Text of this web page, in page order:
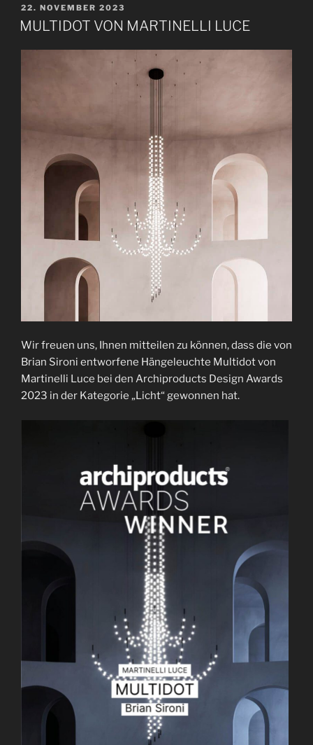
V
E
R
22. NOVEMBER 2023
MULTIDOT VON MARTINELLI LUCE
Wir freuen uns, Ihnen mitteilen zu können, dass die von
Brian Sironi entworfene Hängeleuchte Multidot von
Martinelli Luce bei den Archiproducts Design Awards
2023 in der Kategorie „Licht“ gewonnen hat.